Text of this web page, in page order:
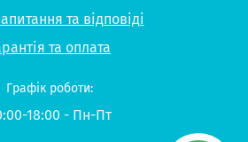
та відповіді
та оплата
Графік роботи:
18:00 - Пн-Пт